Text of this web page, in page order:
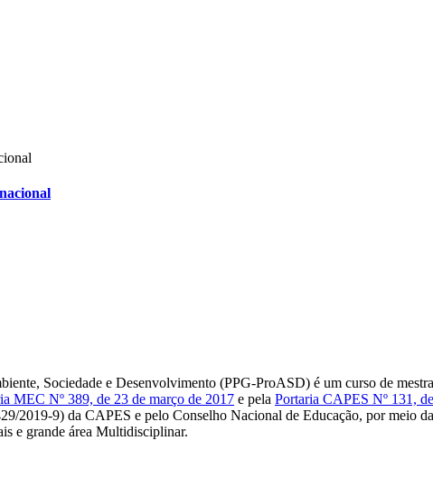
Sociedade e Desenvolvimento (PPG-ProASD) é um curso de
MEC Nº 389, de 23 de março de 2017 e pela Portaria CAPES Nº 131,
2019-9) da CAPES e pelo Conselho Nacional de Educação, por meio
e grande área Multidisciplinar.